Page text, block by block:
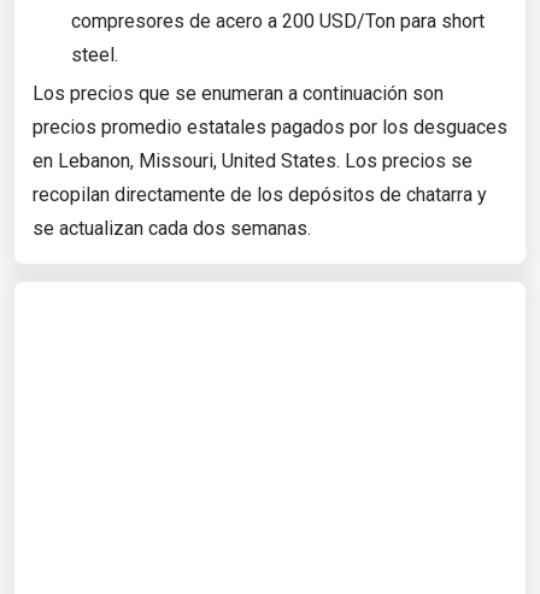
compresores de acero a 200 USD/Ton para short
steel.
Los precios que se enumeran a continuación son
precios promedio estatales pagados por los desguaces
en Lebanon, Missouri, United States. Los precios se
recopilan directamente de los depósitos de chatarra y
se actualizan cada dos semanas.